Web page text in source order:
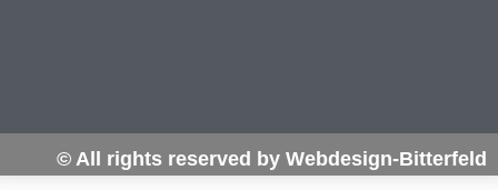
© All rights reserved by Webdesign-Bitterfeld